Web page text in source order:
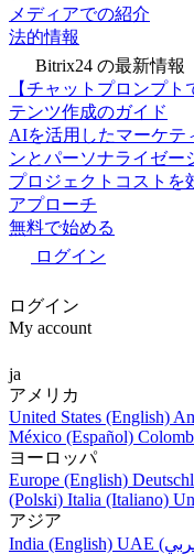
メディアでの紹介
法的情報
Bitrix24 の最新情報
【チャットプロンプ
テンツ作成のガイド
AIを活用したマーケテ
ンとパーソナライゼー
プロジェクトコストを
アプローチ
無料で始める
ログイン
ログイン
My account
ja
アメリカ
United States (English)
México (Español)
ヨーロッパ
Europe (English)
(Polski) Italia (Italiano)
アジア
India (English)